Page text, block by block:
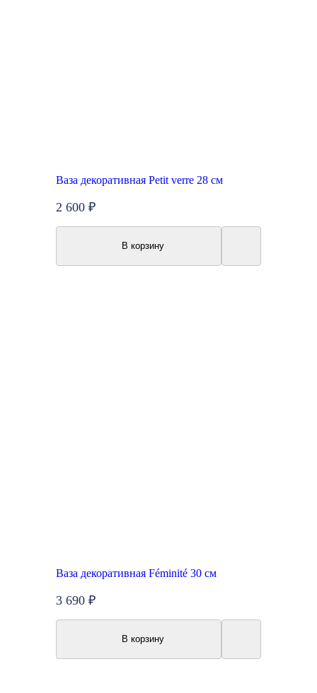
Ваза декоративная Petit verre 28 см
2 600 ₽
В корзину
Ваза декоративная Féminité 30 см
3 690 ₽
В корзину